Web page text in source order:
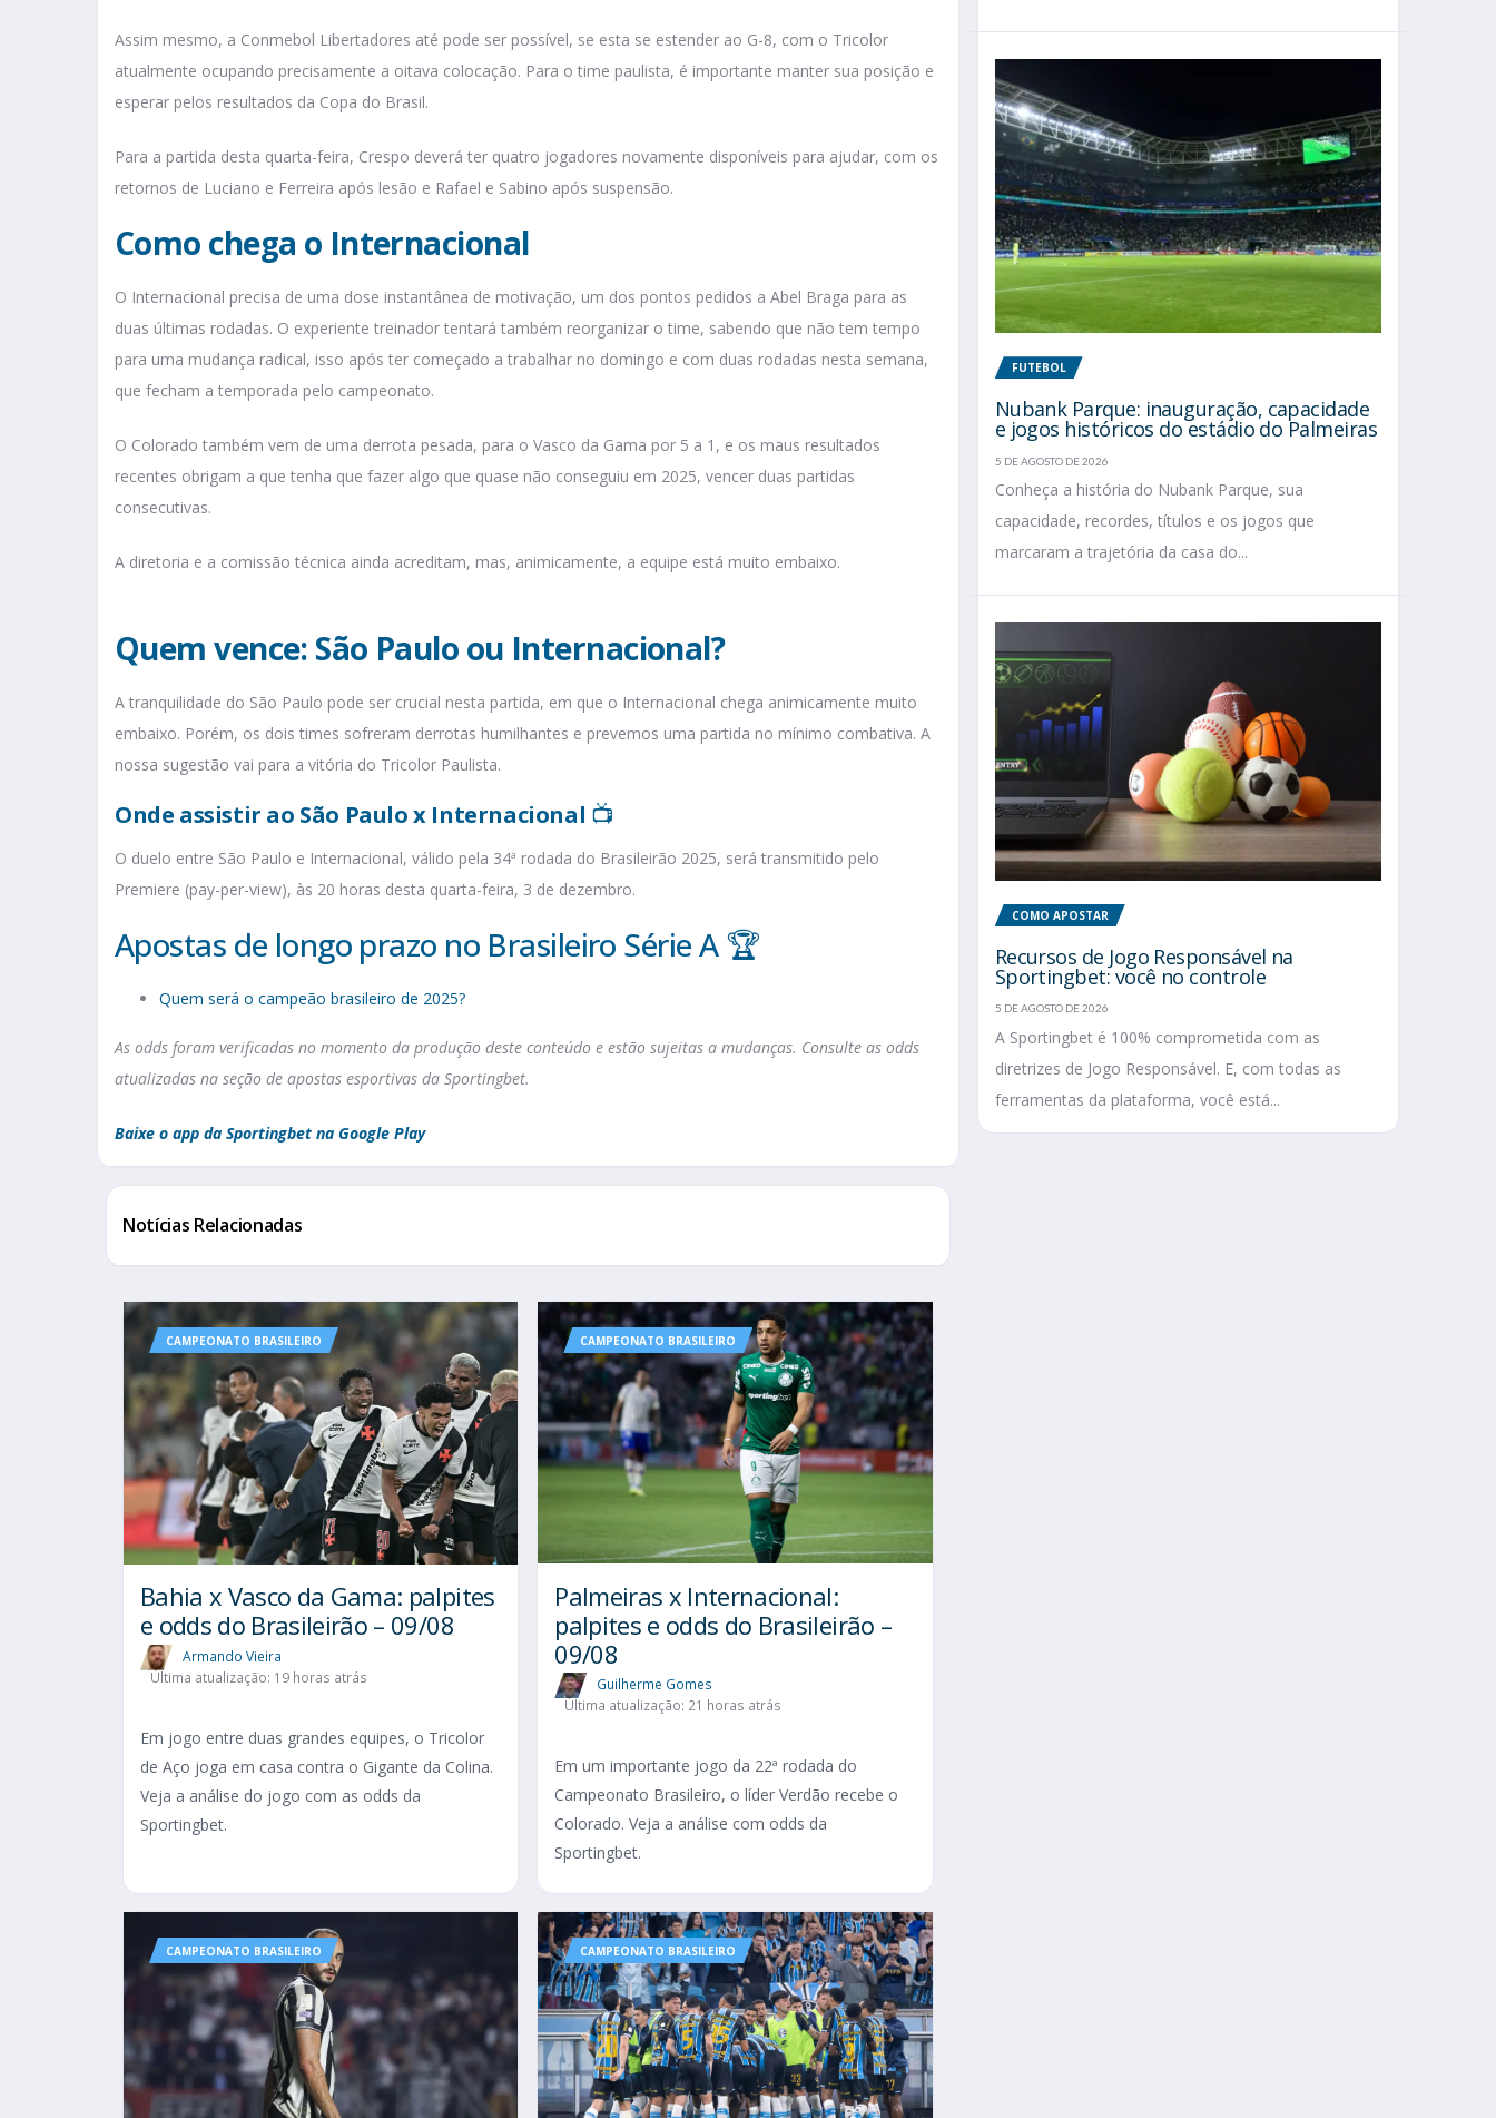
Assim mesmo, a Conmebol Libertadores até pode ser possível, se esta se estender ao G-8, com o Tricolor
atualmente ocupando precisamente a oitava colocação. Para o time paulista, é importante manter sua posição e
esperar pelos resultados da Copa do Brasil.
Para a partida desta quarta-feira, Crespo deverá ter quatro jogadores novamente disponíveis para ajudar, com os
retornos de Luciano e Ferreira após lesão e Rafael e Sabino após suspensão.
Como chega o Internacional
O Internacional precisa de uma dose instantânea de motivação, um dos pontos pedidos a Abel Braga para as
duas últimas rodadas. O experiente treinador tentará também reorganizar o time, sabendo que não tem tempo
para uma mudança radical, isso após ter começado a trabalhar no domingo e com duas rodadas nesta semana,
que fecham a temporada pelo campeonato.
O Colorado também vem de uma derrota pesada, para o Vasco da Gama por 5 a 1, e os maus resultados
recentes obrigam a que tenha que fazer algo que quase não conseguiu em 2025, vencer duas partidas
consecutivas.
A diretoria e a comissão técnica ainda acreditam, mas, animicamente, a equipe está muito embaixo.
Quem vence: São Paulo ou Internacional?
A tranquilidade do São Paulo pode ser crucial nesta partida, em que o Internacional chega animicamente muito
embaixo. Porém, os dois times sofreram derrotas humilhantes e prevemos uma partida no mínimo combativa. A
nossa sugestão vai para a vitória do Tricolor Paulista.
Onde assistir ao São Paulo x Internacional 📺
O duelo entre São Paulo e Internacional, válido pela 34ª rodada do Brasileirão 2025, será transmitido pelo
Premiere (pay-per-view), às 20 horas desta quarta-feira, 3 de dezembro.
Apostas de longo prazo no Brasileiro Série A 🏆
Quem será o campeão brasileiro de 2025?
As odds foram verificadas no momento da produção deste conteúdo e estão sujeitas a mudanças. Consulte as odds
atualizadas na seção de apostas esportivas da Sportingbet.
Baixe o app da Sportingbet na Google Play
Notícias Relacionadas
CAMPEONATO BRASILEIRO
Bahia x Vasco da Gama: palpites
e odds do Brasileirão – 09/08
Armando Vieira
Última atualização: 19 horas atrás
Em jogo entre duas grandes equipes, o Tricolor
de Aço joga em casa contra o Gigante da Colina.
Veja a análise do jogo com as odds da
Sportingbet.
CAMPEONATO BRASILEIRO
Palmeiras x Internacional:
palpites e odds do Brasileirão –
09/08
Guilherme Gomes
Última atualização: 21 horas atrás
Em um importante jogo da 22ª rodada do
Campeonato Brasileiro, o líder Verdão recebe o
Colorado. Veja a análise com odds da
Sportingbet.
CAMPEONATO BRASILEIRO CAMPEONATO BRASILEIRO
FUTEBOL
Nubank Parque: inauguração, capacidade
e jogos históricos do estádio do Palmeiras
5 DE AGOSTO DE 2026
Conheça a história do Nubank Parque, sua
capacidade, recordes, títulos e os jogos que
marcaram a trajetória da casa do...
COMO APOSTAR
Recursos de Jogo Responsável na
Sportingbet: você no controle
5 DE AGOSTO DE 2026
A Sportingbet é 100% comprometida com as
diretrizes de Jogo Responsável. E, com todas as
ferramentas da plataforma, você está...